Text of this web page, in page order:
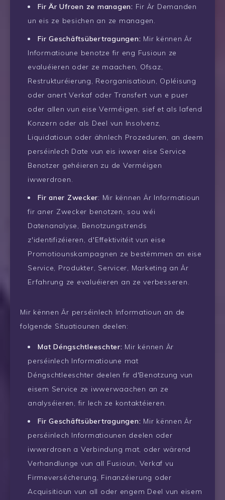
Fir Är Ufroen ze managen: Fir Är Demanden
un eis ze besichen an ze managen.
Fir Geschäftsübertragungen: Mir kënnen Är
Informatioune benotze fir eng Fusioun ze
evaluéieren oder ze maachen, Ofsaz,
Restrukturéierung, Reorganisatioun, Opléisung
oder anert Verkaf oder Transfert vun e puer
oder allen vun eise Verméigen, sief et als lafend
Konzern oder als Deel vun Insolvenz,
Liquidatioun oder ähnlech Prozeduren, an deem
perséinlech Date vun eis iwwer eise Service
Benotzer gehéieren zu de Verméigen
iwwerdroen.
Fir aner Zwecker: Mir kënnen Är Informatioun
fir aner Zwecker benotzen, sou wéi
Datenanalyse, Benotzungstrends
z'identifizéieren, d'Effektivitéit vun eise
Promotiounskampagnen ze bestëmmen an eise
Service, Produkter, Servicer, Marketing an Är
Erfahrung ze evaluéieren an ze verbesseren.
Mir kënnen Är perséinlech Informatioun an de
folgende Situatiounen deelen:
Mat Déngschtleeschter: Mir kënnen Är
perséinlech Informatioune mat
Déngschtleeschter deelen fir d'Benotzung vun
eisem Service ze iwwerwaachen an ze
analyséieren, fir Iech ze kontaktéieren.
Fir Geschäftsübertragungen: Mir kënnen Är
perséinlech Informatiounen deelen oder
iwwerdroen a Verbindung mat, oder wärend
Verhandlunge vun all Fusioun, Verkaf vu
Firmeversécherung, Finanzéierung oder
Acquisitioun vun all oder engem Deel vun eisem